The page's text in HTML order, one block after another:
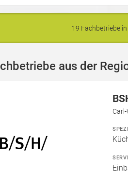
19 Fachbetriebe
aus der